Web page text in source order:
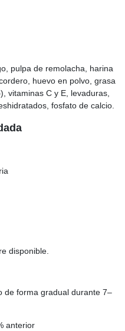
pulpa de remolacha, harina
huevo en polvo, grasa
vitaminas C y E, levaduras,
fosfato de calcio.
disponible.
de forma gradual durante 7–
anterior